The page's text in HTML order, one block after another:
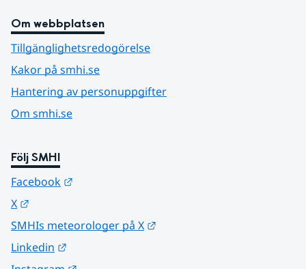
Om webbplatsen
Tillgänglighetsredogörelse
Kakor på smhi.se
Hantering av personuppgifter
Om smhi.se
Följ SMHI
Facebook
X
SMHIs meteorologer på X
Linkedin